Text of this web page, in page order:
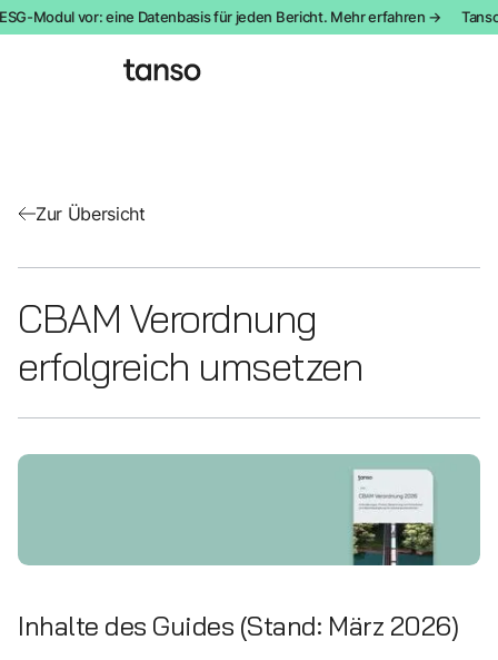
Modul vor: eine Datenbasis für jeden Bericht. Mehr erfahren →
Zur Übersicht
CBAM Verordnung
erfolgreich umsetzen
Inhalte des Guides (Stand: März 2026)